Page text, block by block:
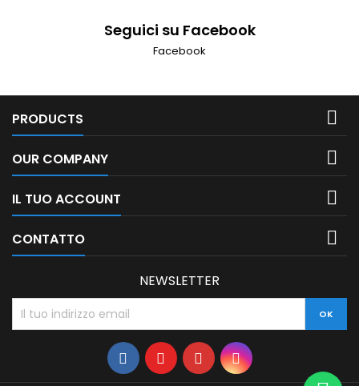
Seguici su Facebook
Facebook
PRODUCTS 
OUR COMPANY 
IL TUO ACCOUNT 
CONTATTO 
NEWSLETTER